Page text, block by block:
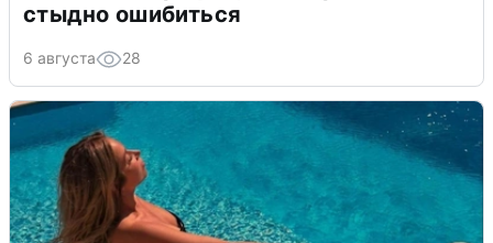
стыдно ошибиться
6 августа 28